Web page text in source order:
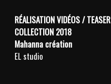
RÉALISATIONVIDÉOS / TEASER
COLLECTION 2018
Mahanna création
EL studio